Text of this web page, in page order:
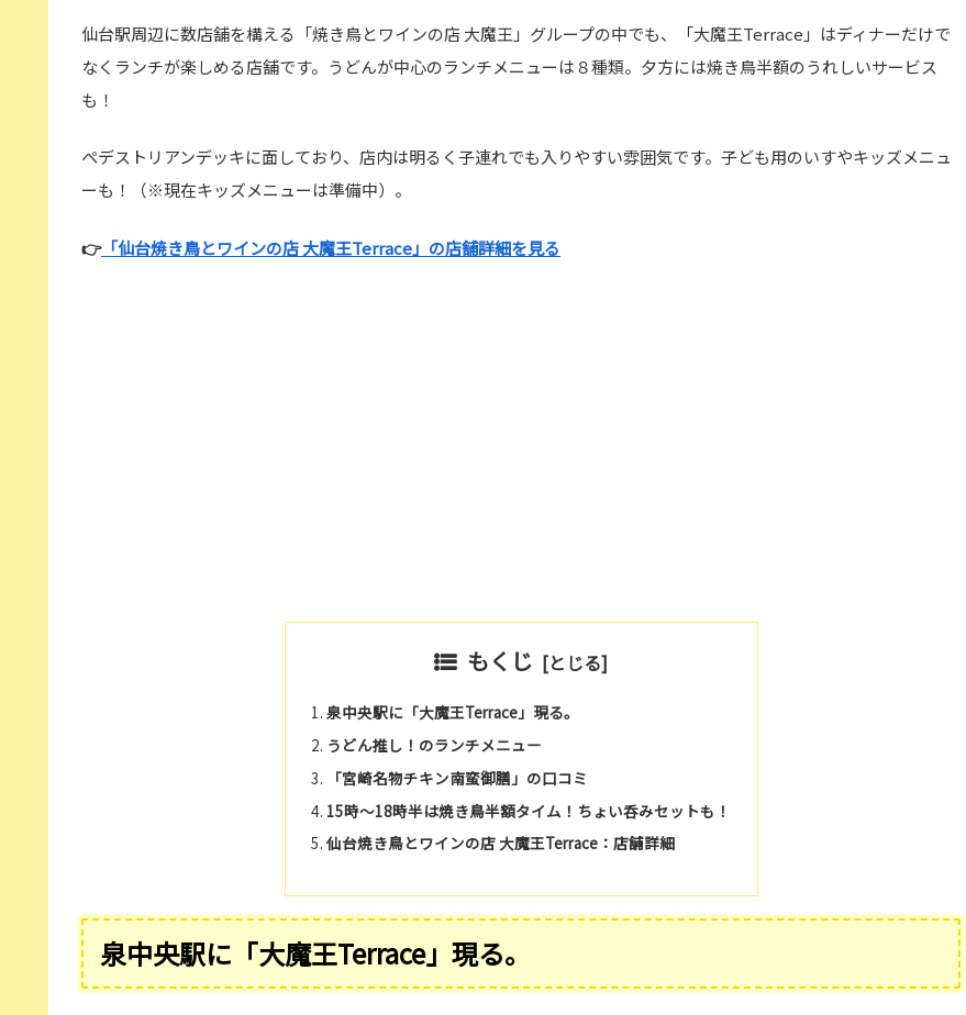
仙台駅周辺に数店舗を構える「焼き鳥とワインの店 大魔王」グループの中でも、「大魔王Terrace」はディナーだけで
なくランチが楽しめる店舗です。うどんが中心のランチメニューは８種類。夕方には焼き鳥半額のうれしいサービス
も！
ペデストリアンデッキに面しており、店内は明るく子連れでも入りやすい雰囲気です。子ども用のいすやキッズメニュ
ーも！（※現在キッズメニューは準備中）。
👉「仙台焼き鳥とワインの店 大魔王Terrace」の店舗詳細を見る
もくじ
泉中央駅に「大魔王Terrace」現る。
うどん推し！のランチメニュー
「宮崎名物チキン南蛮御膳」の口コミ
15時～18時半は焼き鳥半額タイム！ちょい呑みセットも！
仙台焼き鳥とワインの店 大魔王Terrace：店舗詳細
泉中央駅に「大魔王Terrace」現る。